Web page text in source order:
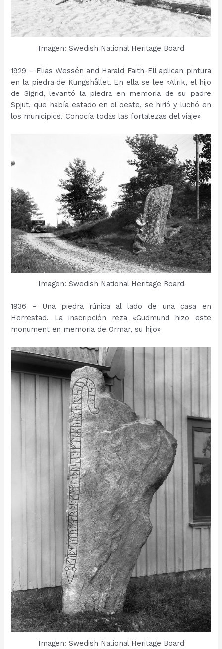
Imagen: Swedish National Heritage Board
1929 – Elias Wessén and Harald Faith-Ell aplican pintura
en la piedra de Kungshållet. En ella se lee «Alrik, el hijo
de Sigrid, levantó la piedra en memoria de su padre
Spjut, que había estado en el oeste, se hirió y luchó en
los municipios. Conocía todas las fortalezas del viaje»
Imagen: Swedish National Heritage Board
1936 – Una piedra rúnica al lado de una casa en
Herrestad. La inscripción reza «Gudmund hizo este
monument en memoria de Ormar, su hijo»
Imagen: Swedish National Heritage Board